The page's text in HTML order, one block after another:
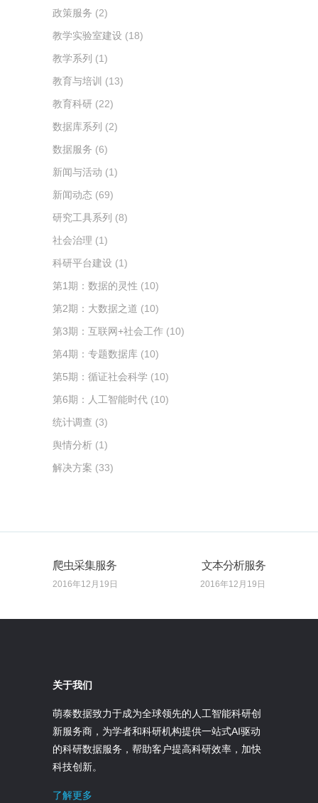
政策服务 (2)
教学实验室建设 (18)
教学系列 (1)
教育与培训 (13)
教育科研 (22)
数据库系列 (2)
数据服务 (6)
新闻与活动 (1)
新闻动态 (69)
研究工具系列 (8)
社会治理 (1)
科研平台建设 (1)
第1期：数据的灵性 (10)
第2期：大数据之道 (10)
第3期：互联网+社会工作 (10)
第4期：专题数据库 (10)
第5期：循证社会科学 (10)
第6期：人工智能时代 (10)
统计调查 (3)
舆情分析 (1)
解决方案 (33)
爬虫采集服务
2016年12月19日
文本分析服务
2016年12月19日
关于我们
萌泰数据致力于成为全球领先的人工智能科研创
新服务商，为学者和科研机构提供一站式AI驱动
的科研数据服务，帮助客户提高科研效率，加快
科技创新。
了解更多